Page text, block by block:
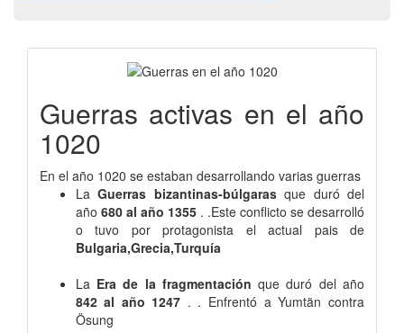
Guerras activas en el año
1020
En el año 1020 se estaban desarrollando varias guerras
La Guerras bizantinas-búlgaras que duró del
año 680 al año 1355 . .Este conflicto se desarrolló
o tuvo por protagonista el actual pais de
Bulgaria,Grecia,Turquía
La Era de la fragmentación que duró del año
842 al año 1247 . . Enfrentó a Yumtän contra
Ösung